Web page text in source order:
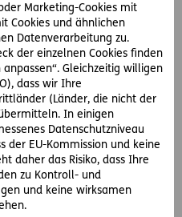
Marketing-Cookies mit
Cookies und ähnlichen
Datenverarbeitung zu.
der einzelnen Cookies finden
Gleichzeitig willigen
dass wir Ihre
(Länder, die nicht der
In einigen
Datenschutzniveau
der EU-Kommission und keine
daher das Risiko, dass Ihre
zu Kontroll- und
und keine wirksamen
Selbstauskunft erneut, weil
geändert hat?
Personen von